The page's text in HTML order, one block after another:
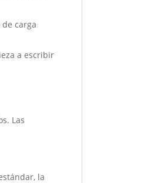
carga
a escribir
Las
la